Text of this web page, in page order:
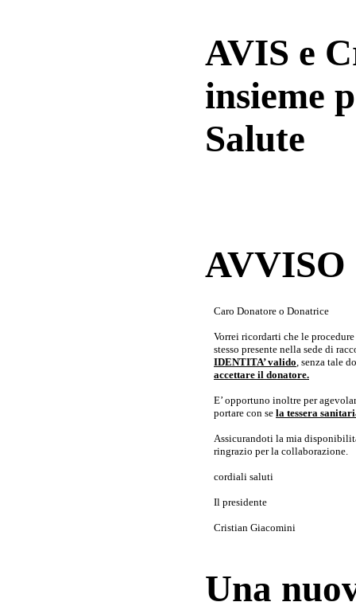
AVIS e
insieme
Salute
Caro Donatore o Donatrice
Vorrei ricordarti che le
stesso presente nella sede di
IDENTITA’ valido, senza tale
accettare il donatore.
E’ opportuno inoltre per
portare con se la tessera
Assicurandoti la mia
ringrazio per la collaborazione.
cordiali saluti
Il presidente
Cristian Giacomini
Una